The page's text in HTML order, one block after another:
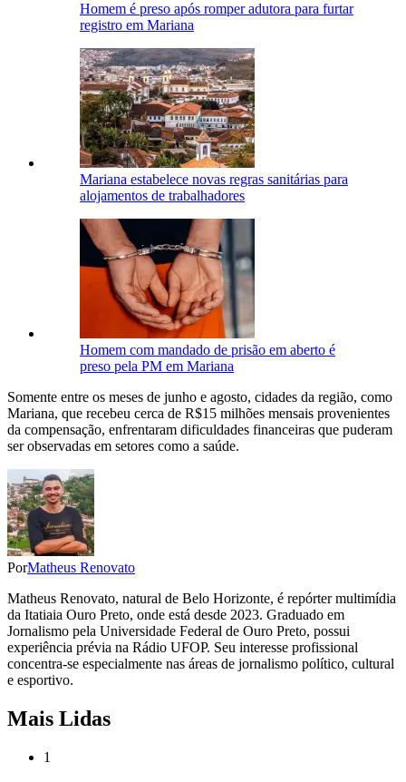
Homem é preso após romper adutora para furtar
registro em Mariana
Mariana estabelece novas regras sanitárias para
alojamentos de trabalhadores
Homem com mandado de prisão em aberto é
preso pela PM em Mariana
Somente entre os meses de junho e agosto, cidades da região, como
Mariana, que recebeu cerca de R$15 milhões mensais provenientes
da compensação, enfrentaram dificuldades financeiras que puderam
ser observadas em setores como a saúde.
PorMatheus Renovato
Matheus Renovato, natural de Belo Horizonte, é repórter multimídia
da Itatiaia Ouro Preto, onde está desde 2023. Graduado em
Jornalismo pela Universidade Federal de Ouro Preto, possui
experiência prévia na Rádio UFOP. Seu interesse profissional
concentra-se especialmente nas áreas de jornalismo político, cultural
e esportivo.
Mais Lidas
1